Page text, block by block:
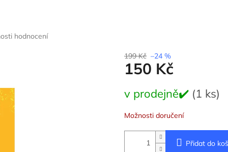
hodnocení
199 Kč –24 %
150 Kč
cena:
v prodejně✔️ (1 ks)
Možnosti doručení
Přidat do